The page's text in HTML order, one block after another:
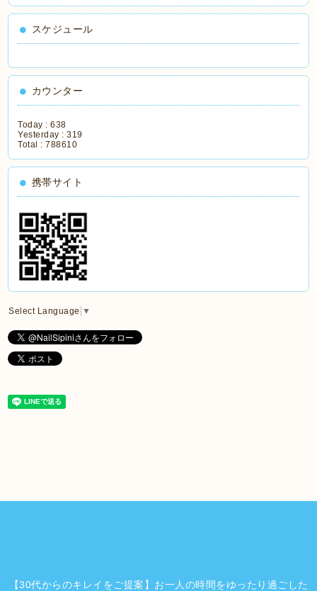
スケジュール
カウンター
Today :638
Yesterday :319
Total :788610
携帯サイト
Select Language ▼
【30代からのキレイをご提案】お一人の時間をゆったり過ごした